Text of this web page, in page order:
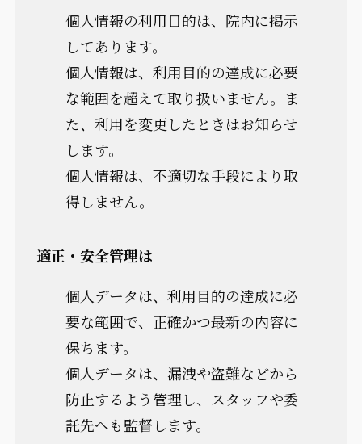
個人情報の利用目的は、院内に掲示
してあります。
個人情報は、利用目的の達成に必要
な範囲を超えて取り扱いません。ま
た、利用を変更したときはお知らせ
します。
個人情報は、不適切な手段により取
得しません。
適正・安全管理は
個人データは、利用目的の達成に必
要な範囲で、正確かつ最新の内容に
保ちます。
個人データは、漏洩や盗難などから
防止するよう管理し、スタッフや委
託先へも監督します。